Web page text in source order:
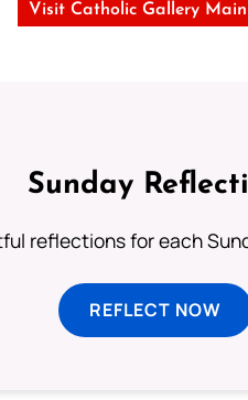
Visit Catholic Gallery
Sunday
reflections for each
REFLECT NOW